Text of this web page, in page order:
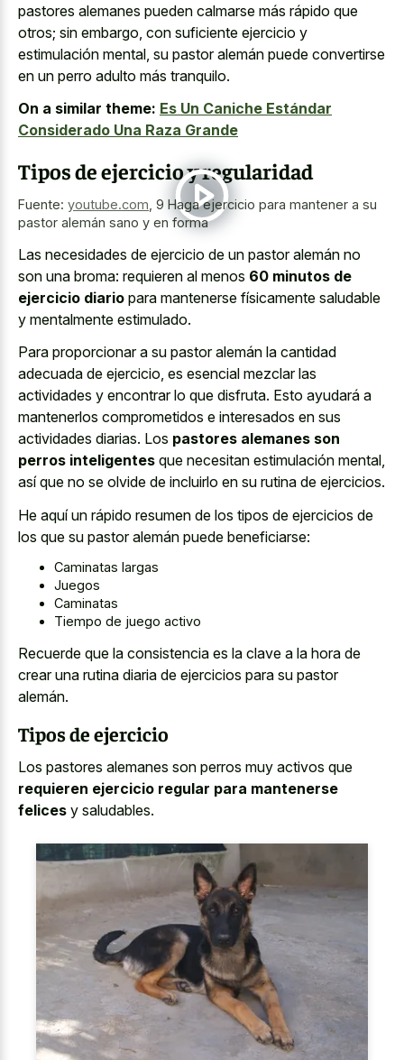
pastores alemanes pueden calmarse más rápido que
otros; sin embargo, con suficiente ejercicio y
estimulación mental, su pastor alemán puede convertirse
en un perro adulto más tranquilo.
On a similar theme: Es Un Caniche Estándar
Considerado Una Raza Grande
Tipos de ejercicio y regularidad
Fuente: youtube.com 9 Haga ejercicio para mantener a su
pastor alemán sano y en forma
Las necesidades de ejercicio de un pastor alemán no
son una broma: requieren al menos 60 minutos de
ejercicio diario para mantenerse físicamente saludable
y mentalmente estimulado.
Para proporcionar a su pastor alemán la cantidad
adecuada de ejercicio, es esencial mezclar las
actividades y encontrar lo que disfruta. Esto ayudará a
mantenerlos comprometidos e interesados en sus
actividades diarias. Los pastores alemanes son
perros inteligentes que necesitan estimulación mental,
así que no se olvide de incluirlo en su rutina de ejercicios.
He aquí un rápido resumen de los tipos de ejercicios de
los que su pastor alemán puede beneficiarse:
Caminatas largas
Juegos
Caminatas
Tiempo de juego activo
Recuerde que la consistencia es la clave a la hora de
crear una rutina diaria de ejercicios para su pastor
alemán.
Tipos de ejercicio
Los pastores alemanes son perros muy activos que
requieren ejercicio regular para mantenerse
felices y saludables.